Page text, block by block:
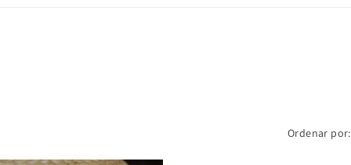
Ordenar por: